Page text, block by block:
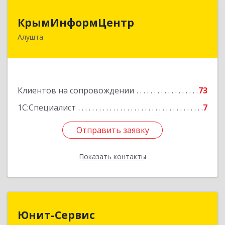
КрымИнформЦентр
Алушта
Клиентов на сопровождении
73
1С:Специалист
7
Отправить заявку
Показать контакты
298500, Крым Респ, Алушта г, Горького ул, дом
Отправить заявку
Назад
Юнит-Сервис